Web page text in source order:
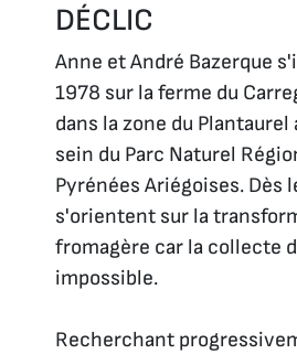
DÉCLIC
Anne et André Bazerque
1978 sur la ferme du
dans la zone du Plantaurel
sein du Parc Naturel
Pyrénées Ariégoises. Dès
s'orientent sur la
fromagère car la collecte
impossible.
Recherchant